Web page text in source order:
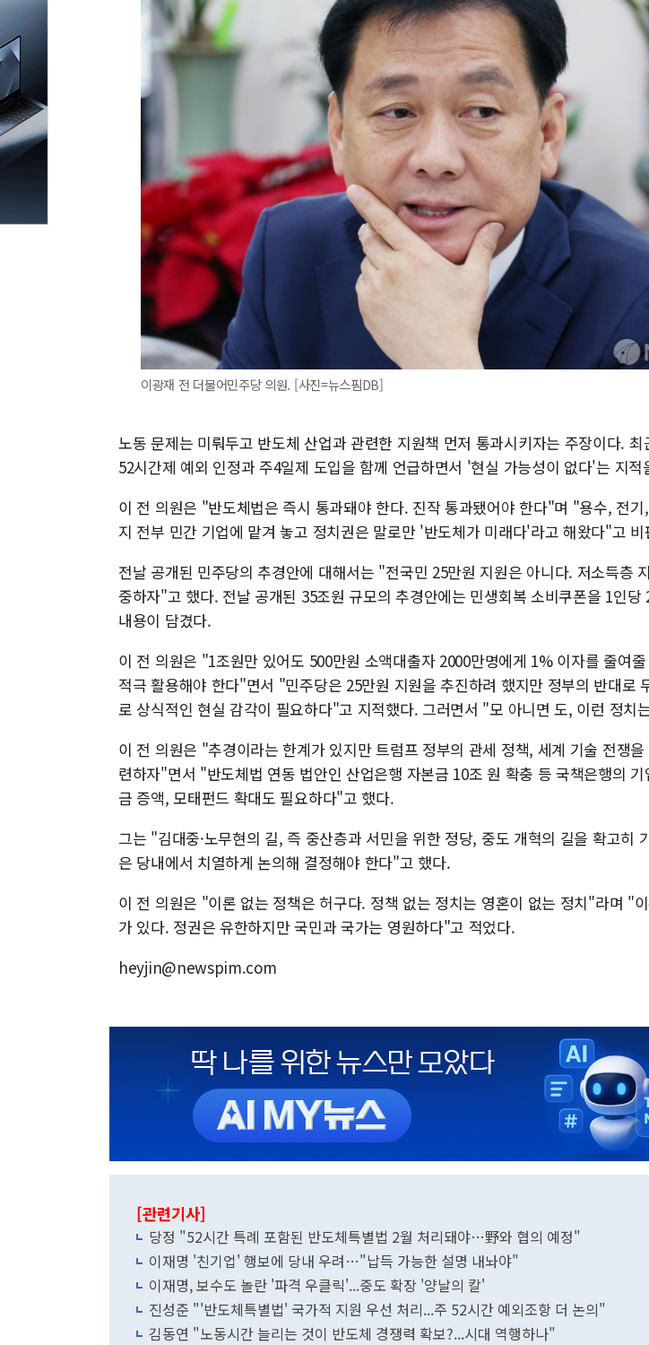
이광재 전 더불어민주당 의원. [사진=뉴스핌DB]
노동 문제는 미뤄두고 반도체 산업과 관련한 지원책 먼저 통과시키자는 주장이다.
52시간제 예외 인정과 주4일제 도입을 함께 언급하면서 '현실 가능성이 없다'는 지적
이 전 의원은 "반도체법은 즉시 통과돼야 한다. 진작 통과됐어야 한다"며 "용수, 전
지 전부 민간 기업에 맡겨 놓고 정치권은 말로만 '반도체가 미래다'라고 해왔다"고 비
전날 공개된 민주당의 추경안에 대해서는 "전국민 25만원 지원은 아니다. 저소득층
중하자"고 했다. 전날 공개된 35조원 규모의 추경안에는 민생회복 소비쿠폰을 1인당
내용이 담겼다.
이 전 의원은 "1조원만 있어도 500만원 소액대출자 2000만명에게 1% 이자를 줄여
적극 활용해야 한다"면서 "민주당은 25만원 지원을 추진하려 했지만 정부의 반대로
로 상식적인 현실 감각이 필요하다"고 지적했다. 그러면서 "모 아니면 도, 이런 정치
이 전 의원은 "추경이라는 한계가 있지만 트럼프 정부의 관세 정책, 세계 기술 전쟁
련하자"면서 "반도체법 연동 법안인 산업은행 자본금 10조 원 확충 등 국책은행의
금 증액, 모태펀드 확대도 필요하다"고 했다.
그는 "김대중·노무현의 길, 즉 중산층과 서민을 위한 정당, 중도 개혁의 길을 확고히
은 당내에서 치열하게 논의해 결정해야 한다"고 했다.
이 전 의원은 "이론 없는 정책은 허구다. 정책 없는 정치는 영혼이 없는 정치"라며 "
가 있다. 정권은 유한하지만 국민과 국가는 영원하다"고 적었다.
heyjin@newspim.com
[관련기사]
당정 "52시간 특례 포함된 반도체특별법 2월 처리돼야…野와 협의 예정"
이재명 '친기업' 행보에 당내 우려…"납득 가능한 설명 내놔야"
이재명, 보수도 놀란 '파격 우클릭'...중도 확장 '양날의 칼'
진성준 "'반도체특별법' 국가적 지원 우선 처리...주 52시간 예외조항 더 논의"
김동연 "노동시간 늘리는 것이 반도체 경쟁력 확보?...시대 역행하나"